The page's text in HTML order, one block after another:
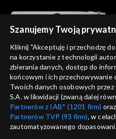
Wichrowe wzgórze
odc. 225
Szanujemy Twoją
Kliknij "Akceptuję i przechodzę
na korzystanie z technologii
zbierania danych, dostęp do
końcowym i ich przechowywanie
Twoich danych osobowych przez
S.A. w likwidacji (zwaną dalej
Partnerów z IAB* (1201 firm)
Partnerów TVP (93 firm), w
zautomatyzowanego